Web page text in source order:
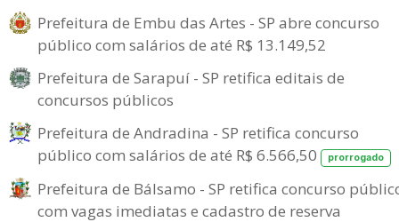
Prefeitura de Embu das Artes - SP abre concurso
público com salários de até R$ 13.149,52
Prefeitura de Sarapuí - SP retifica editais de
concursos públicos
Prefeitura de Andradina - SP retifica concurso
público com salários de até R$ 6.566,50
prorrogado
Prefeitura de Bálsamo - SP retifica concurso
com vagas imediatas e cadastro de reserva